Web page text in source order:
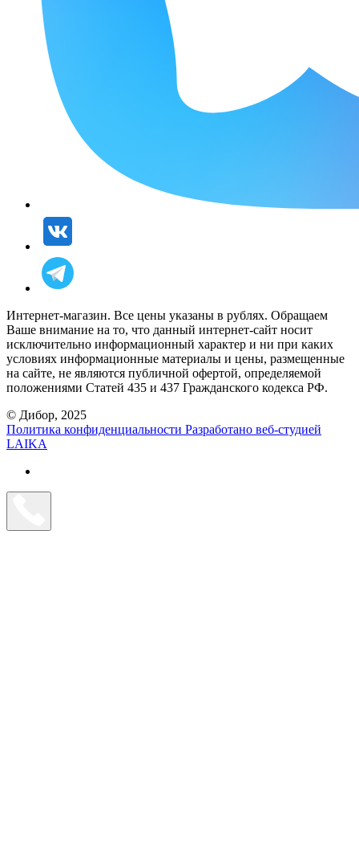
Интернет-магазин. Все цены указаны в рублях. Обращаем
Ваше внимание на то, что данный интернет-сайт носит
исключительно информационный характер и ни при каких
условиях информационные материалы и цены, размещенные
на сайте, не являются публичной офертой, определяемой
положениями Статей 435 и 437 Гражданского кодекса РФ.
© Дибор, 2025
Политика конфиденциальности Разработано веб-студией
LAIKA